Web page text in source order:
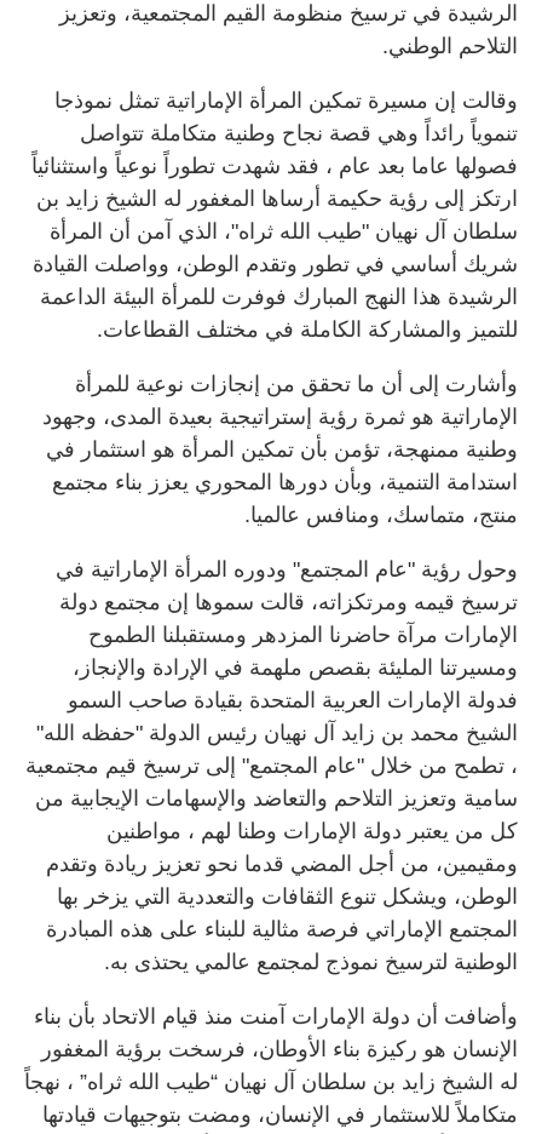
الرشيدة في ترسيخ منظومة القيم المجتمعية، وتعزيز
التلاحم الوطني.
وقالت إن مسيرة تمكين المرأة الإماراتية تمثل نموذجا
تنموياً رائداً وهي قصة نجاح وطنية متكاملة تتواصل
فصولها عاما بعد عام ، فقد شهدت تطوراً نوعياً واستثنائياً
ارتكز إلى رؤية حكيمة أرساها المغفور له الشيخ زايد بن
سلطان آل نهيان "طيب الله ثراه"، الذي آمن أن المرأة
شريك أساسي في تطور وتقدم الوطن، وواصلت القيادة
الرشيدة هذا النهج المبارك فوفرت للمرأة البيئة الداعمة
للتميز والمشاركة الكاملة في مختلف القطاعات.
وأشارت إلى أن ما تحقق من إنجازات نوعية للمرأة
الإماراتية هو ثمرة رؤية إستراتيجية بعيدة المدى، وجهود
وطنية ممنهجة، تؤمن بأن تمكين المرأة هو استثمار في
استدامة التنمية، وبأن دورها المحوري يعزز بناء مجتمع
منتج، متماسك، ومنافس عالميا.
وحول رؤية "عام المجتمع" ودوره المرأة الإماراتية في
ترسيخ قيمه ومرتكزاته، قالت سموها إن مجتمع دولة
الإمارات مرآة حاضرنا المزدهر ومستقبلنا الطموح
ومسيرتنا المليئة بقصص ملهمة في الإرادة والإنجاز،
فدولة الإمارات العربية المتحدة بقيادة صاحب السمو
الشيخ محمد بن زايد آل نهيان رئيس الدولة "حفظه الله"
، تطمح من خلال "عام المجتمع" إلى ترسيخ قيم مجتمعية
سامية وتعزيز التلاحم والتعاضد والإسهامات الإيجابية من
كل من يعتبر دولة الإمارات وطنا لهم ، مواطنين
ومقيمين، من أجل المضي قدما نحو تعزيز ريادة وتقدم
الوطن، ويشكل تنوع الثقافات والتعددية التي يزخر بها
المجتمع الإماراتي فرصة مثالية للبناء على هذه المبادرة
الوطنية لترسيخ نموذج لمجتمع عالمي يحتذى به.
وأضافت أن دولة الإمارات آمنت منذ قيام الاتحاد بأن بناء
الإنسان هو ركيزة بناء الأوطان، فرسخت برؤية المغفور
له الشيخ زايد بن سلطان آل نهيان “طيب الله ثراه” ، نهجاً
متكاملاً للاستثمار في الإنسان، ومضت بتوجيهات قيادتها